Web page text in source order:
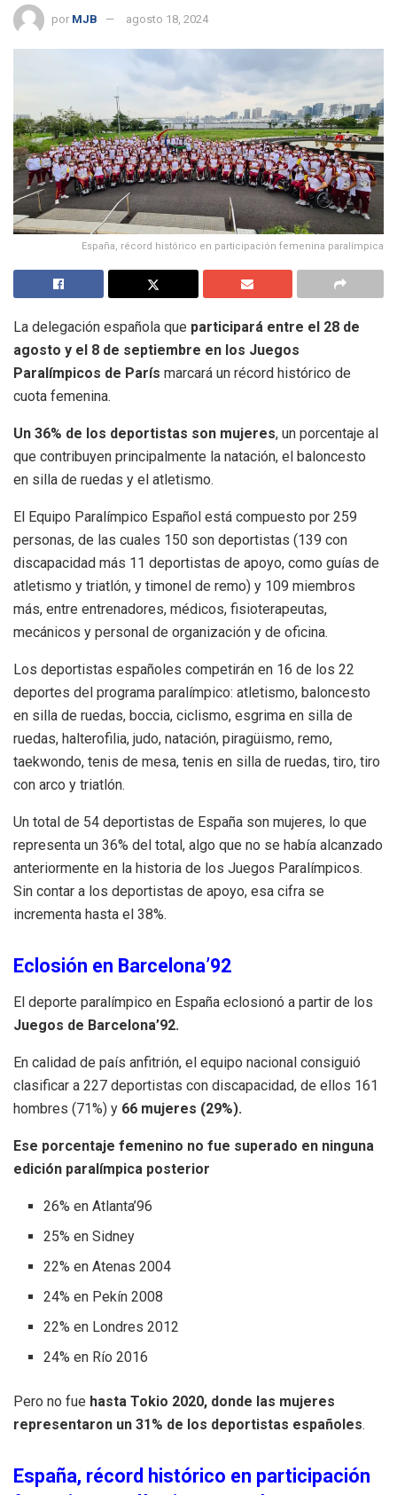
por MJB agosto 18, 2024
España, récord histórico en participación femenina paralímpica
La delegación española que participará entre el 28 de
agosto y el 8 de septiembre en los Juegos
Paralímpicos de París marcará un récord histórico de
cuota femenina.
Un 36% de los deportistas son mujeres, un porcentaje al
que contribuyen principalmente la natación, el baloncesto
en silla de ruedas y el atletismo.
El Equipo Paralímpico Español está compuesto por 259
personas, de las cuales 150 son deportistas (139 con
discapacidad más 11 deportistas de apoyo, como guías de
atletismo y triatlón, y timonel de remo) y 109 miembros
más, entre entrenadores, médicos, fisioterapeutas,
mecánicos y personal de organización y de oficina.
Los deportistas españoles competirán en 16 de los 22
deportes del programa paralímpico: atletismo, baloncesto
en silla de ruedas, boccia, ciclismo, esgrima en silla de
ruedas, halterofilia, judo, natación, piragüismo, remo,
taekwondo, tenis de mesa, tenis en silla de ruedas, tiro, tiro
con arco y triatlón.
Un total de 54 deportistas de España son mujeres, lo que
representa un 36% del total, algo que no se había alcanzado
anteriormente en la historia de los Juegos Paralímpicos.
Sin contar a los deportistas de apoyo, esa cifra se
incrementa hasta el 38%.
Eclosión en Barcelona’92
El deporte paralímpico en España eclosionó a partir de los
Juegos de Barcelona’92.
En calidad de país anfitrión, el equipo nacional consiguió
clasificar a 227 deportistas con discapacidad, de ellos 161
hombres (71%) y 66 mujeres (29%).
Ese porcentaje femenino no fue superado en ninguna
edición paralímpica posterior
26% en Atlanta’96
25% en Sidney
22% en Atenas 2004
24% en Pekín 2008
22% en Londres 2012
24% en Río 2016
Pero no fue hasta Tokio 2020, donde las mujeres
representaron un 31% de los deportistas españoles.
España, récord histórico en participación